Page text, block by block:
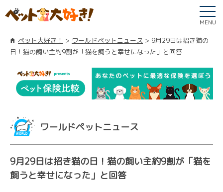
MENU
ペット大好き！ ワールドペットニュース
9月29日は招き猫の
日！猫の飼い主約9割が「猫を飼うと幸せになった」と回答
ワールドペットニュース
9月29日は招き猫の日！猫の飼い主約9割が「猫を
飼うと幸せになった」と回答